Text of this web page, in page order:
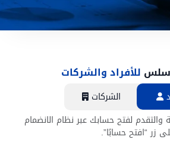
سلس للأفراد والشركات
الشركات
والتقدم لفتح حسابك عبر نظام الانضمام
زر “افتح حسابًا”.